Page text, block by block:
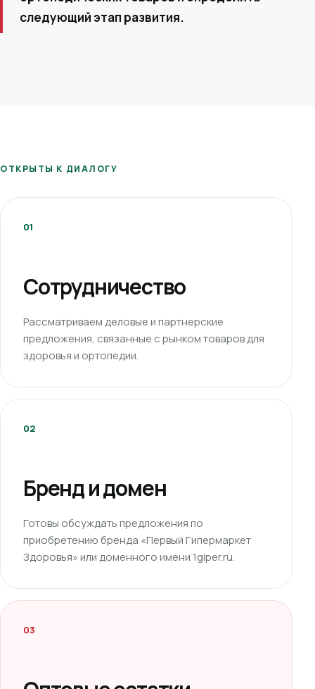
следующий этап развития.
ОТКРЫТЫ К ДИАЛОГУ
01
Сотрудничество
Рассматриваем деловые и партнерские
предложения, связанные с рынком товаров для
здоровья и ортопедии.
02
Бренд и домен
Готовы обсуждать предложения по
приобретению бренда «Первый Гипермаркет
Здоровья» или доменного имени 1giper.ru.
03